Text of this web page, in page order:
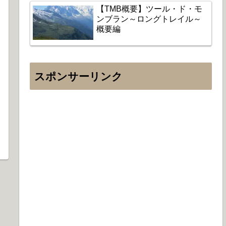
【TMB概要】ツール・ド・モ
ンブラン～ロングトレイル～
概要編
スポンサーリンク